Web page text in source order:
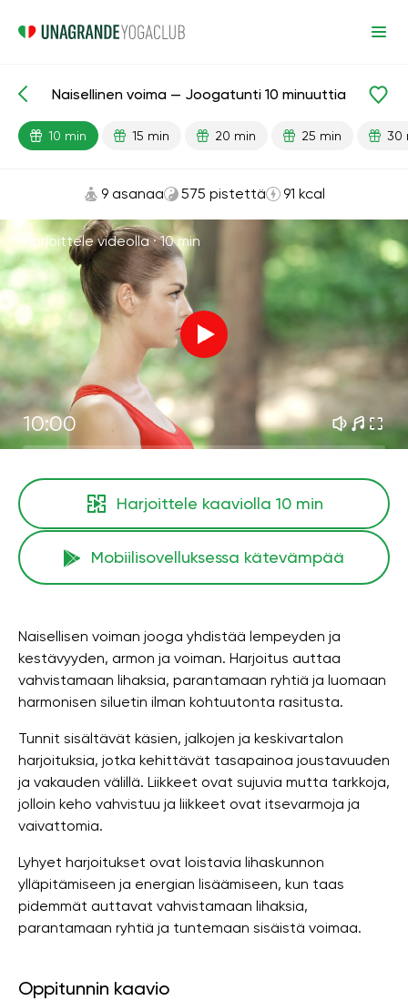
Valmiit oppitunnit Seksi
Naisellinen voima — Joogatunti 10 minuuttia
10 min 15 min 20 min 25 min 30
9 asanaa 575 pistettä 91 kcal
Harjoittele videolla ·10 min
10:00
Harjoittele kaaviolla 10 min
Mobiilisovelluksessa kätevämpää
Naisellisen voiman jooga yhdistää lempeyden ja
kestävyyden, armon ja voiman. Harjoitus auttaa
vahvistamaan lihaksia, parantamaan ryhtiä ja luomaan
harmonisen siluetin ilman kohtuutonta rasitusta.
Tunnit sisältävät käsien, jalkojen ja keskivartalon
harjoituksia, jotka kehittävät tasapainoa joustavuuden
ja vakauden välillä. Liikkeet ovat sujuvia mutta tarkkoja,
jolloin keho vahvistuu ja liikkeet ovat itsevarmoja ja
vaivattomia.
Lyhyet harjoitukset ovat loistavia lihaskunnon
ylläpitämiseen ja energian lisäämiseen, kun taas
pidemmät auttavat vahvistamaan lihaksia,
parantamaan ryhtiä ja tuntemaan sisäistä voimaa.
Oppitunnin kaavio